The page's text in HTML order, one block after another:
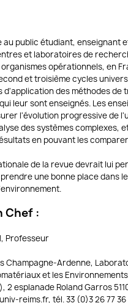
au public étudiant, enseignant
et laboratoires de
opérationnels, en
et troisième cycles
d'application des méthodes de
leur sont enseignés. Les
l'évolution progressive de
des systèmes complexes,
en pouvant les
de la revue devrait lui
une bonne place dans
Chef :
, Professeur
Champagne-Ardenne,
et les
2 esplanade Roland Garros
reims.fr, tél. 33 (0)3 26 77 36